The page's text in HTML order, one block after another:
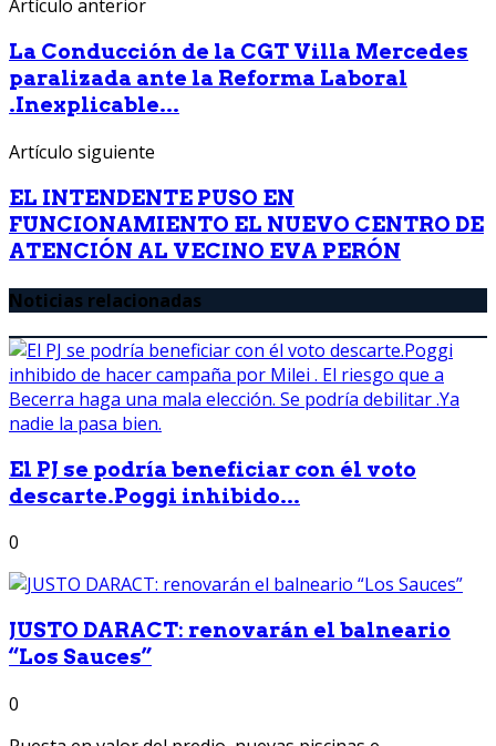
Artículo anterior
La Conducción de la CGT Villa Mercedes
paralizada ante la Reforma Laboral
.Inexplicable...
Artículo siguiente
EL INTENDENTE PUSO EN
FUNCIONAMIENTO EL NUEVO CENTRO DE
ATENCIÓN AL VECINO EVA PERÓN
Noticias relacionadas
El PJ se podría beneficiar con él voto
descarte.Poggi inhibido...
0
JUSTO DARACT: renovarán el balneario
“Los Sauces”
0